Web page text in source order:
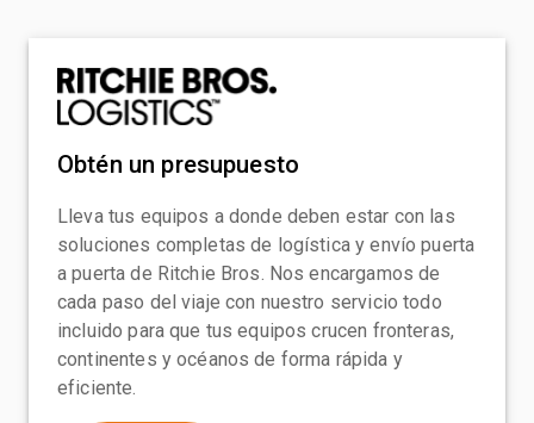
Obtén un presupuesto
Lleva tus equipos a donde deben estar con las
soluciones completas de logística y envío puerta
a puerta de Ritchie Bros. Nos encargamos de
cada paso del viaje con nuestro servicio todo
incluido para que tus equipos crucen fronteras,
continentes y océanos de forma rápida y
eficiente.